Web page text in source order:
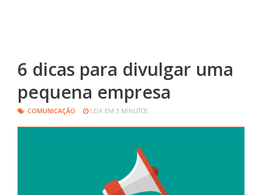
6 dicas para divulgar uma
pequena empresa
COMUNICAÇÃO LEIA EM 3 MINUTOS